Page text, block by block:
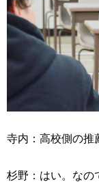
寺内：高校側の推
杉野：はい。なの